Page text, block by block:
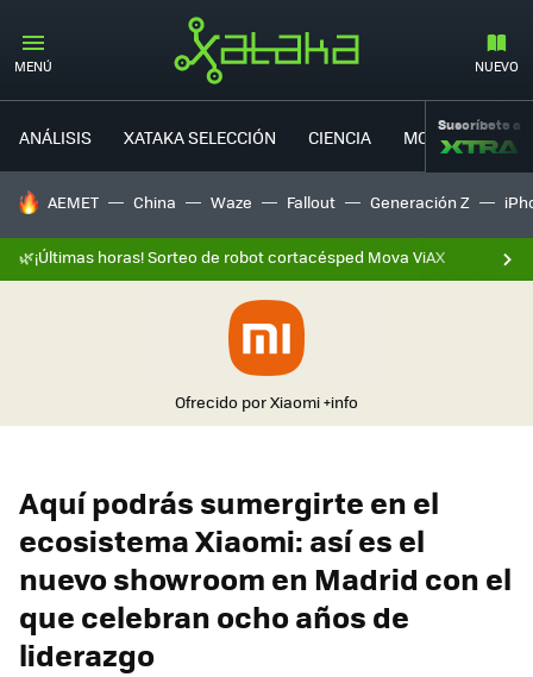
MENÚ NUEVO
ANÁLISIS XATAKA SELECCIÓN CIENCIA MOVILIDAD
Suscríbete a
HOY SE HABLA DE
AEMET China Waze Fallout Generación Z
🌿¡Últimas horas! Sorteo de robot cortacésped Mova ViAX
Ofrecido por Xiaomi+info
Aquí podrás sumergirte en el
ecosistema Xiaomi: así es el
nuevo showroom en Madrid con el
que celebran ocho años de
liderazgo